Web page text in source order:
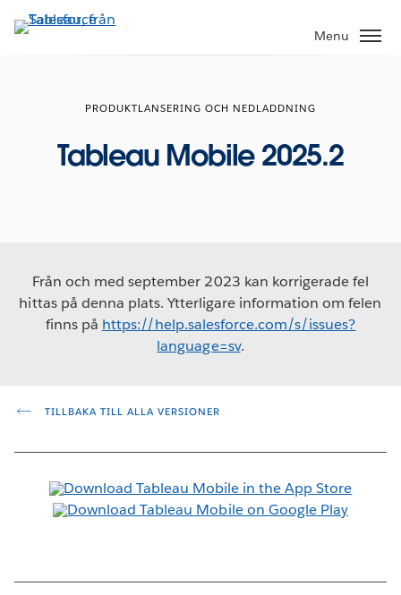
vidare
Menu
PRODUKTLANSERING OCH NEDLADDNING
Tableau Mobile 2025.2
Från och med september 2023 kan korrigerade fel
hittas på denna plats. Ytterligare information om felen
finns på https://help.salesforce.com/s/issues?
language=sv.
TILLBAKA TILL ALLA VERSIONER